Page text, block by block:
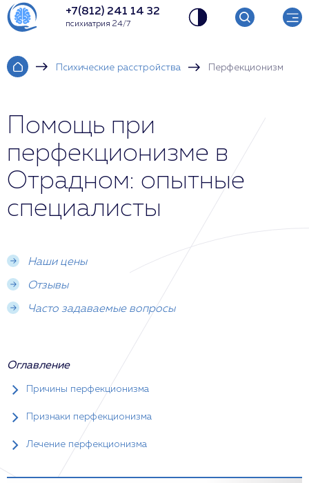
+7(812) 241 14 32
психиатрия 24/7
Психические расстройства Перфекционизм
Помощь при
перфекционизме в
Отрадном: опытные
специалисты
Наши цены
Отзывы
Часто задаваемые вопросы
Оглавление
Причины перфекционизма
Признаки перфекционизма
Лечение перфекционизма